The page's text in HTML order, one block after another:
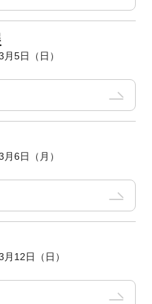
5日（日）
6日（月）
12日（日）